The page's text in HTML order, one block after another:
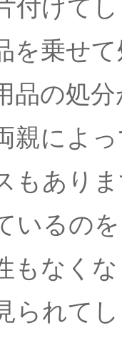
付けて
を乗せ
品の処
親によ
もあり
いるの
もなく
られて